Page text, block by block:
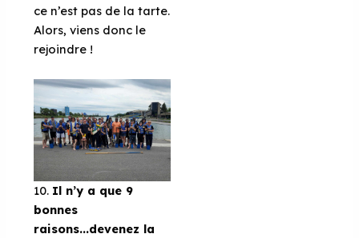
ce n’est pas de la tarte.
Alors, viens donc le
rejoindre !
10. Il n’y a que 9
bonnes
raisons...devenez la